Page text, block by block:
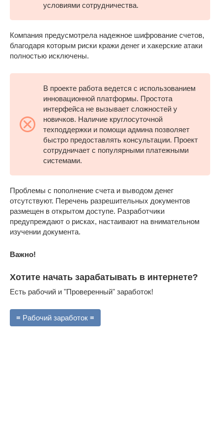
условиями сотрудничества.
Компания предусмотрела надежное шифрование счетов,
благодаря которым риски кражи денег и хакерские атаки
полностью исключены.
В проекте работа ведется с использованием
инновационной платформы. Простота
интерфейса не вызывает сложностей у
новичков. Наличие круглосуточной
техподдержки и помощи админа позволяет
быстро предоставлять консультации. Проект
сотрудничает с популярными платежными
системами.
Проблемы с пополнение счета и выводом денег
отсутствуют. Перечень разрешительных документов
размещен в открытом доступе. Разработчики
предупреждают о рисках, настаивают на внимательном
изучении документа.
Важно!
Хотите начать зарабатывать в интернете?
Есть рабочий и "Проверенный" заработок!
≡ Рабочий заработок ≡